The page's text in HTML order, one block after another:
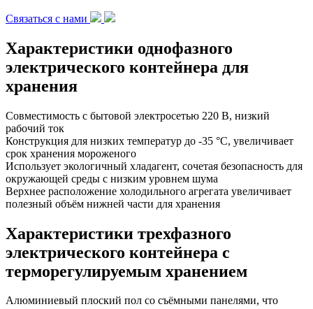
Связаться с нами
Характеристики однофазного
электрического контейнера для
хранения
Совместимость с бытовой электросетью 220 В, низкий
рабочий ток
Конструкция для низких температур до -35 °C, увеличивает
срок хранения мороженого
Использует экологичный хладагент, сочетая безопасность для
окружающей среды с низким уровнем шума
Верхнее расположение холодильного агрегата увеличивает
полезный объём нижней части для хранения
Характеристики трехфазного
электрического контейнера с
терморегулируемым хранением
Алюминиевый плоский пол со съёмными панелями, что